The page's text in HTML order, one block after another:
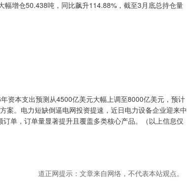
增仓50.438吨，同比飙升114.88%，截至3月底总持仓量
资本支出预测从4500亿美元大幅上调至8000亿美元，预计
案。电力短缺倒逼电网投资提速，近日电力设备企业迎来中
单，订单量显著提升且覆盖多类核心产品。（以上信息仅
道正网提示：文章来自网络，不代表本站观点。